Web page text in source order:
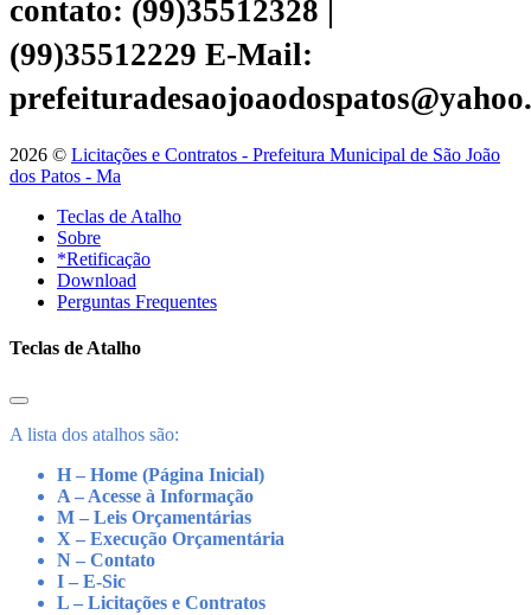
contato: (99)35512328 |
(99)35512229 E-Mail:
2026 © Licitações e Contratos - Prefeitura Municipal de São João
dos Patos - Ma
Teclas de Atalho
Sobre
*Retificação
Download
Perguntas Frequentes
Teclas de Atalho
A lista dos atalhos são:
H – Home (Página Inicial)
A – Acesse à Informação
M – Leis Orçamentárias
X – Execução Orçamentária
N – Contato
I – E-Sic
L – Licitações e Contratos